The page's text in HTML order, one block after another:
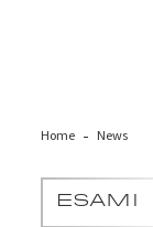
Home News
ESAMI